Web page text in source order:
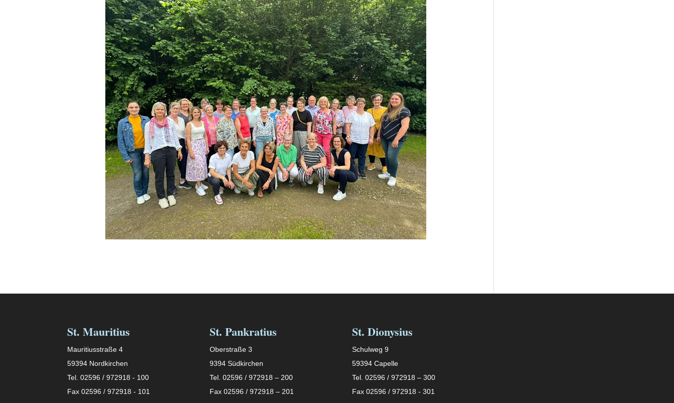
St. Mauritius
Mauritiusstraße 4
59394 Nordkirchen
Tel. 02596 / 972918 - 100
Fax 02596 / 972918 - 101
St. Pankratius
Oberstraße 3
9394 Südkirchen
Tel. 02596 / 972918 – 200
Fax 02596 / 972918 – 201
St. Dionysius
Schulweg 9
59394 Capelle
Tel. 02596 / 972918 – 300
Fax 02596 / 972918 - 301